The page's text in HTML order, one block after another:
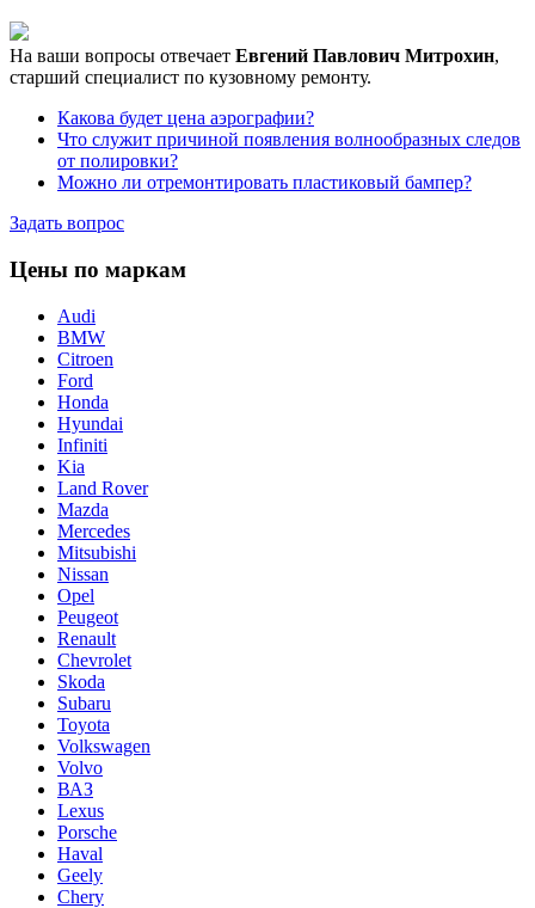
На ваши вопросы отвечает Евгений Павлович Митрохин,
старший специалист по кузовному ремонту.
Какова будет цена аэрографии?
Что служит причиной появления волнообразных следов
от полировки?
Можно ли отремонтировать пластиковый бампер?
Задать вопрос
Цены по маркам
Audi
BMW
Citroen
Ford
Honda
Hyundai
Infiniti
Kia
Land Rover
Mazda
Mercedes
Mitsubishi
Nissan
Opel
Peugeot
Renault
Chevrolet
Skoda
Subaru
Toyota
Volkswagen
Volvo
ВАЗ
Lexus
Porsche
Haval
Geely
Chery